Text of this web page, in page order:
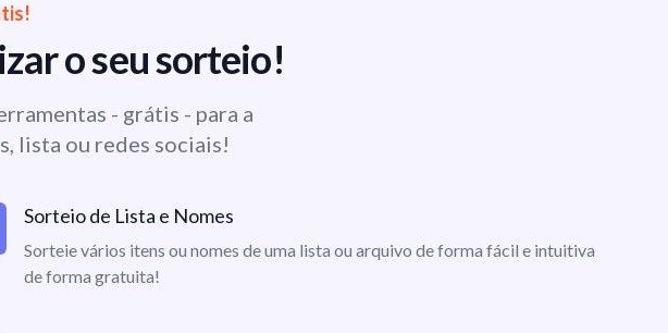
o seu sorteio!
- grátis - para a
lista ou redes sociais!
Sorteio de Lista e Nomes
Sorteie vários itens ou nomes de uma lista ou arquivo de forma fácil e intuitiva
de forma gratuita!